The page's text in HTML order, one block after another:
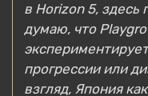
в Horizon 5, здесь
думаю, что
прогрессии или
взгляд, Япония